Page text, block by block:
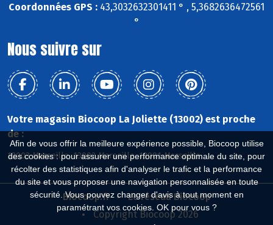
Afin de vous offrir la meilleure expérience possible, Biocoop utilise
des cookies : pour assurer une performance optimale du site, pour
récolter des statistiques afin d'analyser le trafic et la performance
du site et vous proposer une navigation personnalisée en toute
sécurité. Vous pouvez changer d'avis à tout moment en
paramétrant vos cookies. OK pour vous ?
Coordonnées GPS : 43,3032632301411 ° , 5,3682636472561
°
Nous suivre sur
Votre magasin Biocoop La Joliette (13002) est proche
de :
13003 Marseille, 13002 Marseille, 13001 Marseille
Biocoop.fr
Le réseau Biocoop
Copyright Biocoop 2026